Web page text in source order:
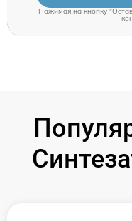
Нажимая на кнопку